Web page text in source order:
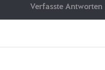
Verfasste Antworten